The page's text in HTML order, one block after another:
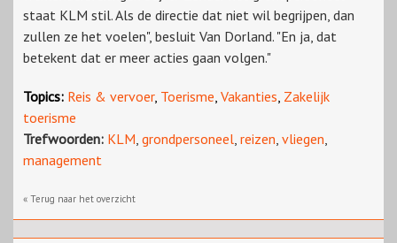
staat KLM stil. Als de directie dat niet wil begrijpen, dan
zullen ze het voelen", besluit Van Dorland. "En ja, dat
betekent dat er meer acties gaan volgen."
Topics: Reis & vervoer, Toerisme, Vakanties, Zakelijk
toerisme
Trefwoorden: KLM, grondpersoneel, reizen, vliegen,
management
« Terug naar het overzicht